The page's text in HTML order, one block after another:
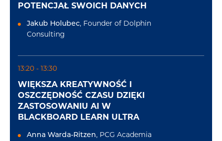
POTENCJAŁ SWOICH DANYCH
Jakub Holubec, Founder of Dolphin
Consulting
13:20 - 13:30
WIĘKSZA KREATYWNOŚĆ I
OSZCZĘDNOŚĆ CZASU DZIĘKI
ZASTOSOWANIU AI W
BLACKBOARD LEARN ULTRA
Anna Warda-Ritzen, PCG Academia